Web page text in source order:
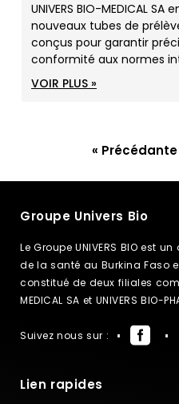
UNIVERS BIO-MEDICAL
nouveaux tubes de
conçus pour garantir
conformité aux normes
VOIR PLUS »
« Précédante
Groupe Univers Bio
Le Groupe UNIVERS BIO est
de la santé au Burkina Faso
constitué de deux filiales
MEDICAL SA et UNIVERS BIO-
Suivez nous sur :
Lien rapides